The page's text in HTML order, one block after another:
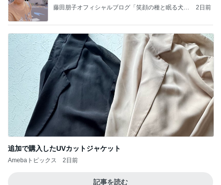
藤田朋子オフィシャルブログ「笑顔の種と眠る犬」
2日前
追加で購入したUVカットジャケット
Amebaトピックス 2日前
記事を読む